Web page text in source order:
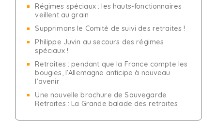
Régimes spéciaux : les hauts-fonctionnaires
veillent au grain
Supprimons le Comité de suivi des retraites !
Philippe Juvin au secours des régimes
spéciaux !
Retraites : pendant que la France compte les
bougies, l’Allemagne anticipe à nouveau
l’avenir
Une nouvelle brochure de Sauvegarde
Retraites : La Grande balade des retraites